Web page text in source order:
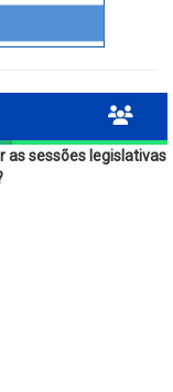
as sessões legislativas